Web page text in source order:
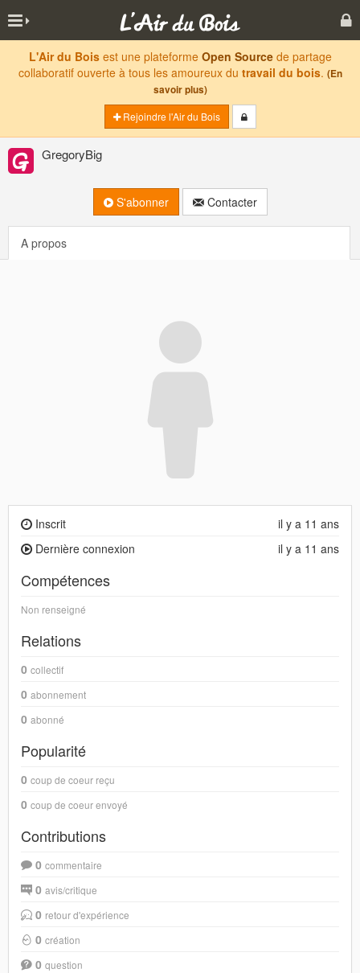
L'Air du Boisest une plateforme Open Sourcede partage
collaboratif ouverte à tous les amoureux du travail du bois. (En
savoir plus)
Rejoindre l'Air du Bois
GregoryBig
S'abonner Contacter
A propos
il y a 11 ans
Inscrit
il y a 11 ans
Dernière connexion
Compétences
Non renseigné
Relations
0 collectif
0 abonnement
0 abonné
Popularité
0 coup de coeur reçu
0 coup de coeur envoyé
Contributions
0 commentaire
0 avis/critique
0 retour d'expérience
0 création
0 question